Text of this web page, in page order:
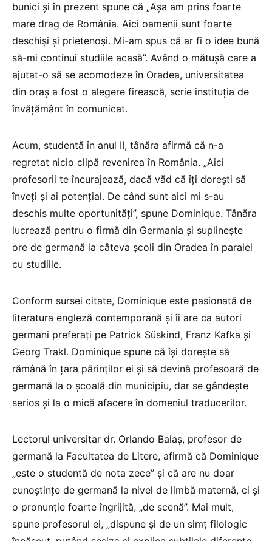
bunici și în prezent spune că „Așa am prins foarte
mare drag de România. Aici oamenii sunt foarte
deschiși și prietenoși. Mi-am spus că ar fi o idee bună
să-mi continui studiile acasă”. Având o mătușă care a
ajutat-o să se acomodeze în Oradea, universitatea
din oraș a fost o alegere firească, scrie instituția de
învățământ în comunicat.
Acum, studentă în anul II, tânăra afirmă că n-a
regretat nicio clipă revenirea în România. „Aici
profesorii te încurajează, dacă văd că îți dorești să
înveți și ai potențial. De când sunt aici mi s-au
deschis multe oportunități”, spune Dominique. Tânăra
lucrează pentru o firmă din Germania și suplinește
ore de germană la câteva școli din Oradea în paralel
cu studiile.
Conform sursei citate, Dominique este pasionată de
literatura engleză contemporană și îi are ca autori
germani preferați pe Patrick Süskind, Franz Kafka și
Georg Trakl. Dominique spune că își dorește să
rămână în țara părinților ei și să devină profesoară de
germană la o școală din municipiu, dar se gândește
serios și la o mică afacere în domeniul traducerilor.
Lectorul universitar dr. Orlando Balaș, profesor de
germană la Facultatea de Litere, afirmă că Dominique
„este o studentă de nota zece” și că are nu doar
cunoștințe de germană la nivel de limbă maternă, ci și
o pronunție foarte îngrijită, „de scenă”. Mai mult,
spune profesorul ei, „dispune și de un simț filologic